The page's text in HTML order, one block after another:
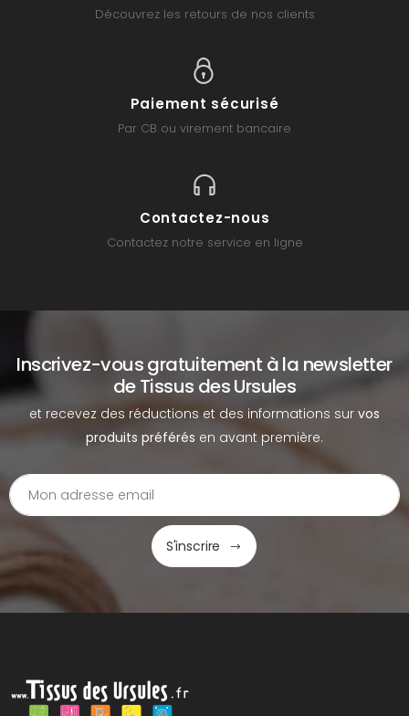
Découvrez les retours de nos clients
Paiement sécurisé
Par CB ou virement bancaire
Contactez-nous
Contactez notre service en ligne
Inscrivez-vous gratuitement à la newsletter
de Tissus des Ursules
et recevez des réductions et des informations sur vos
produits préférés en avant première.
S'inscrire